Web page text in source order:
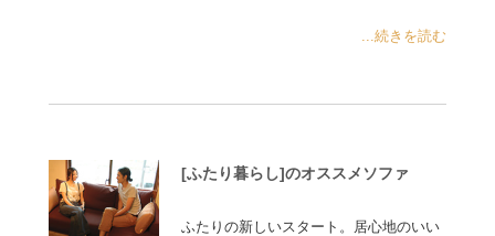
...続きを読む
[ふたり暮らし]のオススメソファ
ふたりの新しいスタート。居心地のいい